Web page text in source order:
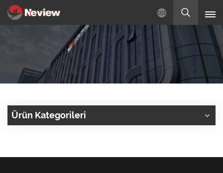
Türkçe
Русский
Español
Ürün Kategorileri